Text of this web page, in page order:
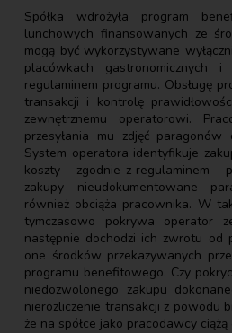
Spółka wdrożyła program
lunchowych finansowanych ze
mogą być wykorzystywane
placówkach gastronomicznych
regulaminem programu. Obsługę
transakcji i kontrolę
zewnętrznemu operatorowi.
przesyłania mu zdjęć paragonów
System operatora identyfikuje
koszty – zgodnie z regulaminem –
zakupy nieudokumentowane
również obciąża pracownika. W
tymczasowo pokrywa operator
następnie dochodzi ich zwrotu od
one środków przekazywanych
programu benefitowego. Czy
niedozwolonego zakupu
nierozliczenie transakcji z powodu
że na spółce jako pracodawcy